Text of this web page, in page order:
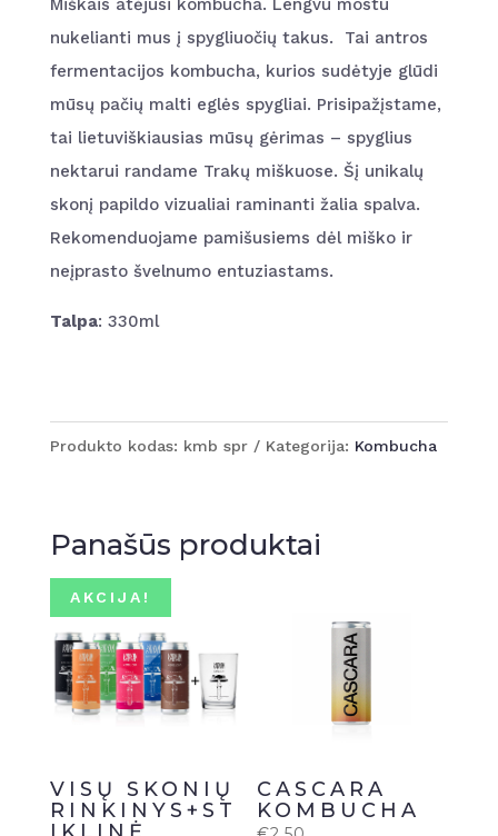
spyglių
kombucha
Miškais atėjusi kombucha. Lengvu mostu
nukelianti mus į spygliuočių takus. Tai antros
fermentacijos kombucha, kurios sudėtyje glūdi
mūsų pačių malti eglės spygliai. Prisipažįstame,
tai lietuviškiausias mūsų gėrimas – spyglius
nektarui randame Trakų miškuose. Šį unikalų
skonį papildo vizualiai raminanti žalia spalva.
Rekomenduojame pamišusiems dėl miško ir
neįprasto švelnumo entuziastams.
Talpa: 330ml
Produkto kodas: kmb spr Kategorija: Kombucha
Panašūs produktai
AKCIJA!
VISŲ SKONIŲ
RINKINYS+ST
CASCARA
KOMBUCHA